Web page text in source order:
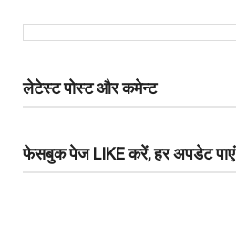
लेटेस्ट पोस्ट और कमेन्ट
फेसबुक पेज LIKE करें, हर अपडेट पाएं